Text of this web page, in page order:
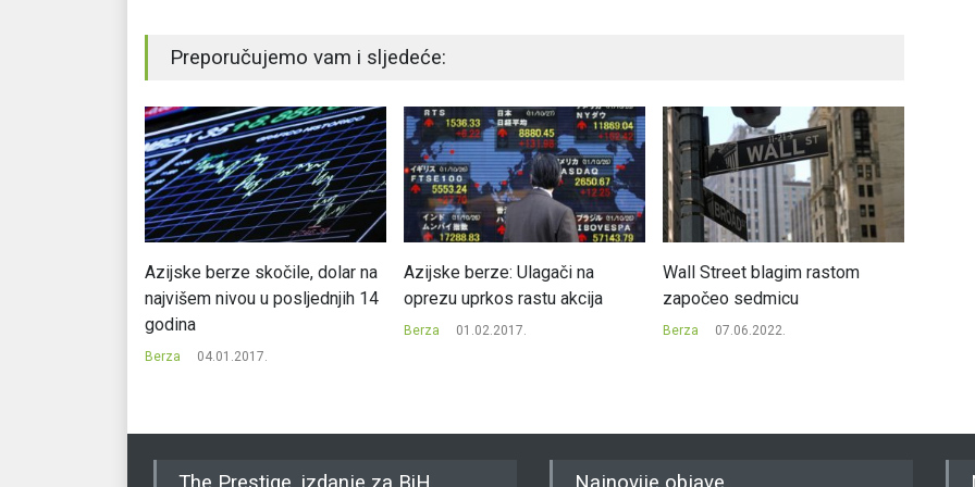
Preporučujemo vam i sljedeće:
Azijske berze skočile, dolar na
najvišem nivou u posljednjih 14
godina
Berza 04.01.2017.
Azijske berze: Ulagači na
oprezu uprkos rastu akcija
Berza 01.02.2017.
Wall Street blagim rastom
započeo sedmicu
Berza 07.06.2022.
The Prestige, izdanje za BiH Najnovije objave